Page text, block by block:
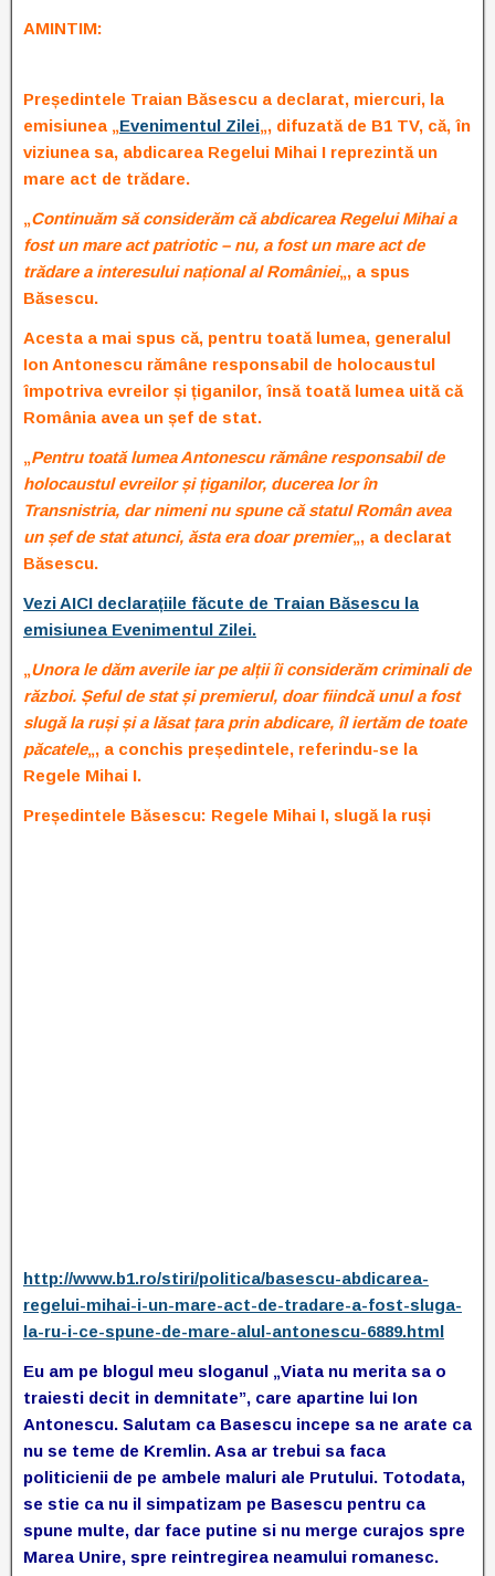
AMINTIM:
Președintele Traian Băsescu a declarat, miercuri, la
emisiunea „Evenimentul Zilei„, difuzată de B1 TV, că, în
viziunea sa, abdicarea Regelui Mihai I reprezintă un
mare act de trădare.
„Continuăm să considerăm că abdicarea Regelui Mihai a
fost un mare act patriotic – nu, a fost un mare act de
trădare a interesului național al României„, a spus
Băsescu.
Acesta a mai spus că, pentru toată lumea, generalul
Ion Antonescu rămâne responsabil de holocaustul
împotriva evreilor și țiganilor, însă toată lumea uită că
România avea un șef de stat.
„Pentru toată lumea Antonescu rămâne responsabil de
holocaustul evreilor și țiganilor, ducerea lor în
Transnistria, dar nimeni nu spune că statul Român avea
un șef de stat atunci, ăsta era doar premier„, a declarat
Băsescu.
Vezi AICI declarațiile făcute de Traian Băsescu la
emisiunea Evenimentul Zilei.
„Unora le dăm averile iar pe alții îi considerăm criminali de
război. Șeful de stat și premierul, doar fiindcă unul a fost
slugă la ruși și a lăsat țara prin abdicare, îl iertăm de toate
păcatele„, a conchis președintele, referindu-se la
Regele Mihai I.
Președintele Băsescu: Regele Mihai I, slugă la ruși
http://www.b1.ro/stiri/politica/basescu-abdicarea-
regelui-mihai-i-un-mare-act-de-tradare-a-fost-sluga-
la-ru-i-ce-spune-de-mare-alul-antonescu-6889.html
Eu am pe blogul meu sloganul „Viata nu merita sa o
traiesti decit in demnitate”, care apartine lui Ion
Antonescu. Salutam ca Basescu incepe sa ne arate ca
nu se teme de Kremlin. Asa ar trebui sa faca
politicienii de pe ambele maluri ale Prutului. Totodata,
se stie ca nu il simpatizam pe Basescu pentru ca
spune multe, dar face putine si nu merge curajos spre
Marea Unire, spre reintregirea neamului romanesc.